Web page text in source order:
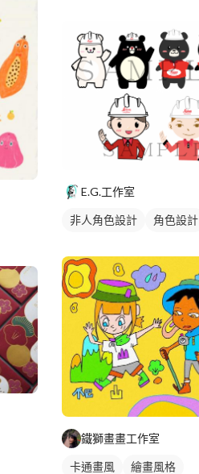
E.G.工作室
非人角色設計 角色設計
鐵獅畫畫工作室
卡通畫風
繪畫風格